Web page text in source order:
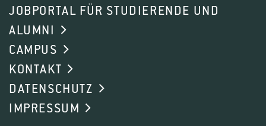
JOBPORTAL FÜR STUDIERENDE UND
ALUMNI
CAMPUS
KONTAKT
DATENSCHUTZ
IMPRESSUM